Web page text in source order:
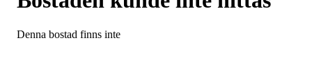
Denna bostad finns inte